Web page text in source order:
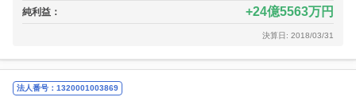
純利益： 24億5563万円
決算日: 2018/03/31
法人番号：1320001003869